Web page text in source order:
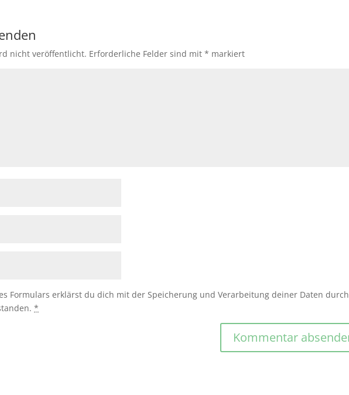
nicht veröffentlicht. Erforderliche Felder sind mit* markiert
Formulars erklärst du dich mit der Speicherung und Verarbeitung deiner Daten durch
*